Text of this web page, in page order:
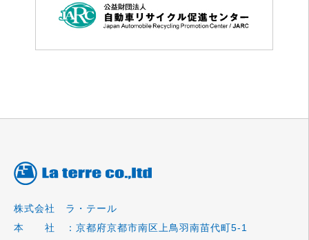
株式会社 ラ・テール
本 社 ：京都府京都市南区上鳥羽南苗代町5-1